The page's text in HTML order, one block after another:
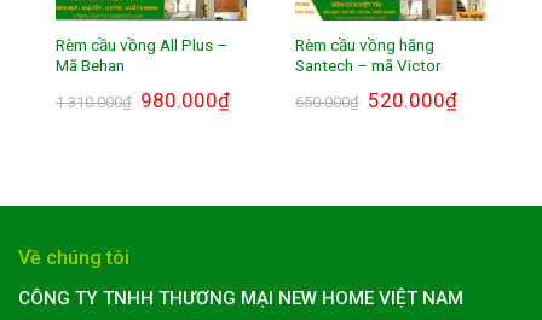
Rèm cầu vồng All Plus –
Mã Behan
1.310.000₫ Giá
gốc
980.000₫Giá
hiện
Rèm cầu vồng hãng
Santech – mã Victor
650.000₫ Giá
gốc
520.000₫Giá
hiện
Về chúng tôi
CÔNG TY TNHH THƯƠNG MẠI NEW HOME VIỆT NAM